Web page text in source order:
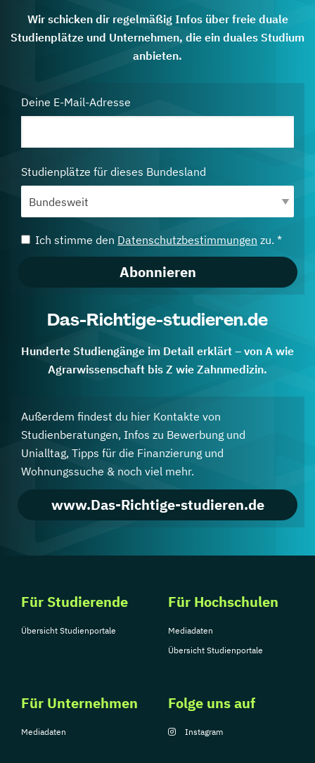
Wir schicken dir regelmäßig Infos über freie duale
Studienplätze und Unternehmen, die ein duales Studium
anbieten.
Deine E-Mail-Adresse
Studienplätze für dieses Bundesland
Ich stimme den Datenschutzbestimmungen zu. *
Abonnieren
Das-Richtige-studieren.de
Hunderte Studiengänge im Detail erklärt – von A wie
Agrarwissenschaft bis Z wie Zahnmedizin.
Außerdem findest du hier Kontakte von
Studienberatungen, Infos zu Bewerbung und
Unialltag, Tipps für die Finanzierung und
Wohnungssuche & noch viel mehr.
www.Das-Richtige-studieren.de
Für Studierende
Übersicht Studienportale
Für Hochschulen
Mediadaten
Übersicht Studienportale
Für Unternehmen
Mediadaten
Folge uns auf
Instagram